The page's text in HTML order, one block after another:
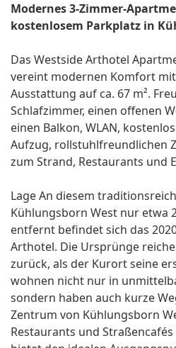
Modernes 3-Zimmer-
kostenlosem Parkplatz in
Das Westside Arthotel
vereint modernen Komfort
Ausstattung auf ca. 67 m².
Schlafzimmer, einen offenen
einen Balkon, WLAN,
Aufzug, rollstuhlfreundlichen
zum Strand, Restaurants und
Lage An diesem
Kühlungsborn West nur etwa
entfernt befindet sich das
Arthotel. Die Ursprünge
zurück, als der Kurort seine
wohnen nicht nur in
sondern haben auch kurze
Zentrum von Kühlungsborn
Restaurants und